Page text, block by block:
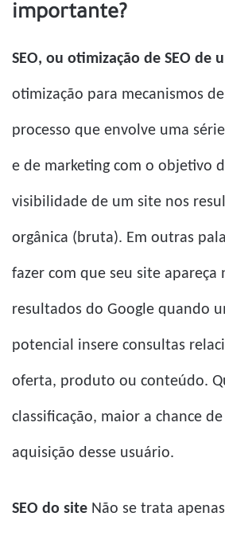
importante?
SEO, ou otimização de SEO de
otimização para mecanismos de
processo que envolve uma
e de marketing com o objetivo
visibilidade de um site nos
orgânica (bruta). Em outras
fazer com que seu site apareça
resultados do Google quando
potencial insere consultas
oferta, produto ou conteúdo.
classificação, maior a chance
aquisição desse usuário.
SEO do site Não se trata